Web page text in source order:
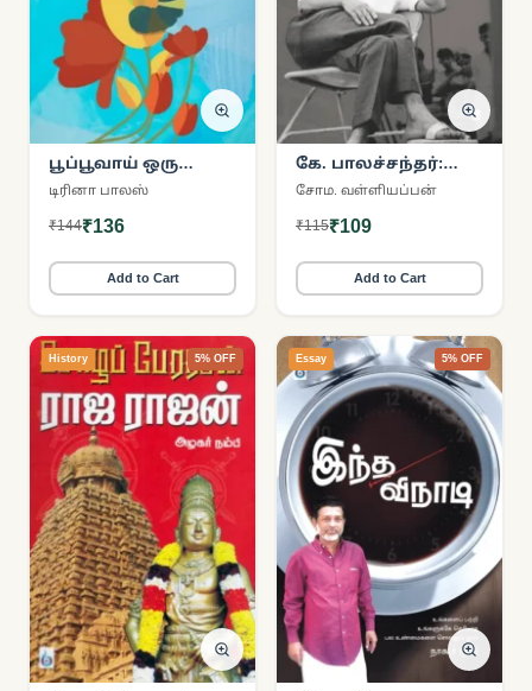
பூப்பூவாய் ஒரு
உலகம்
டிரினா பாலஸ்
₹144₹136
Add to Cart
கே. பாலச்சந்தர்:
வேலை – டிராமா –
சோம. வள்ளியப்பன்
₹115₹109
Add to Cart
History 5% OFF Essay 5% OFF